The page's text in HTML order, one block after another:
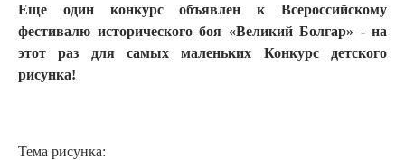
Еще один конкурс объявлен к Всероссийскому
фестивалю исторического боя «Великий Болгар» - на
этот раз для самых маленьких Конкурс детского
рисунка!
Тема рисунка: